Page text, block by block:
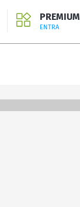
PREMIUM
ENTRA